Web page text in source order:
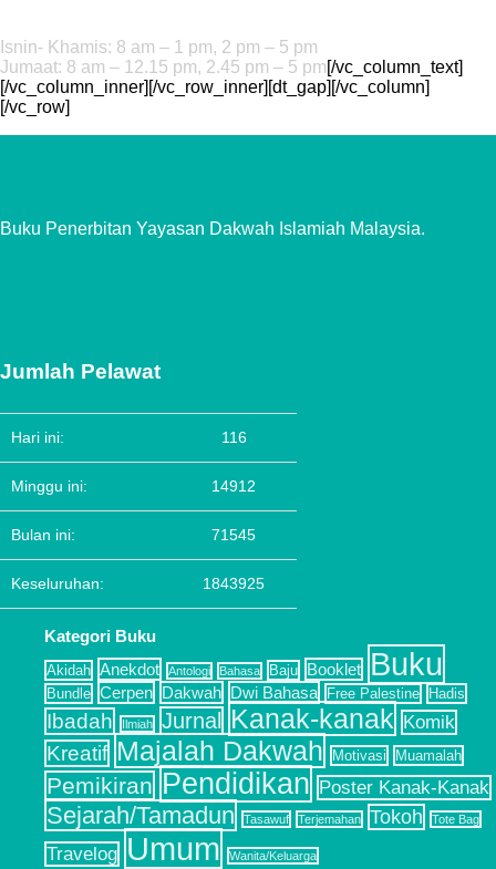
Isnin- Khamis: 8 am – 1 pm, 2 pm – 5 pm
Jumaat: 8 am – 12.15 pm, 2.45 pm – 5 pm[/vc_column_text]
[/vc_column_inner][/vc_row_inner][dt_gap][/vc_column]
[/vc_row]
Buku Penerbitan Yayasan Dakwah Islamiah Malaysia.
Jumlah Pelawat
Hari ini: 116
Minggu ini: 14912
Bulan ini: 71545
Keseluruhan: 1843925
Kategori Buku
Akidah Anekdot Antologi Bahasa Baju Booklet Buku
Bundle Cerpen Dakwah Dwi Bahasa Free Palestine Hadis
Ibadah Ilmiah Jurnal Kanak-kanak Komik
Kreatif Majalah Dakwah Motivasi Muamalah
Pemikiran Pendidikan Poster Kanak-Kanak
Sejarah/Tamadun Tasawuf Terjemahan Tokoh Tote Bag
Travelog Umum Wanita/Keluarga